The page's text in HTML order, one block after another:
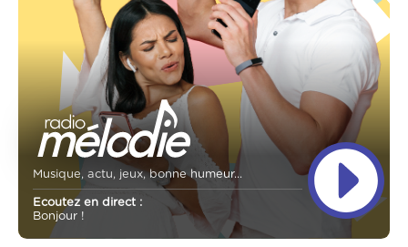
Musique, actu, jeux, bonne humeur...
Ecoutez en direct :
Bonjour !